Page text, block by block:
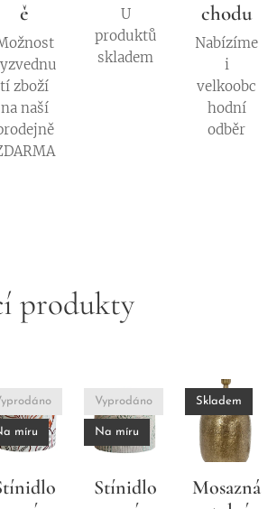
ě
tí zboží
na naší
U
produktů
skladem
chodu
Nabízíme
i
velkoobc
hodní
odběr
produkty
míru
Stínidlo
Vyprodáno
Na míru
Mosazná
Skladem